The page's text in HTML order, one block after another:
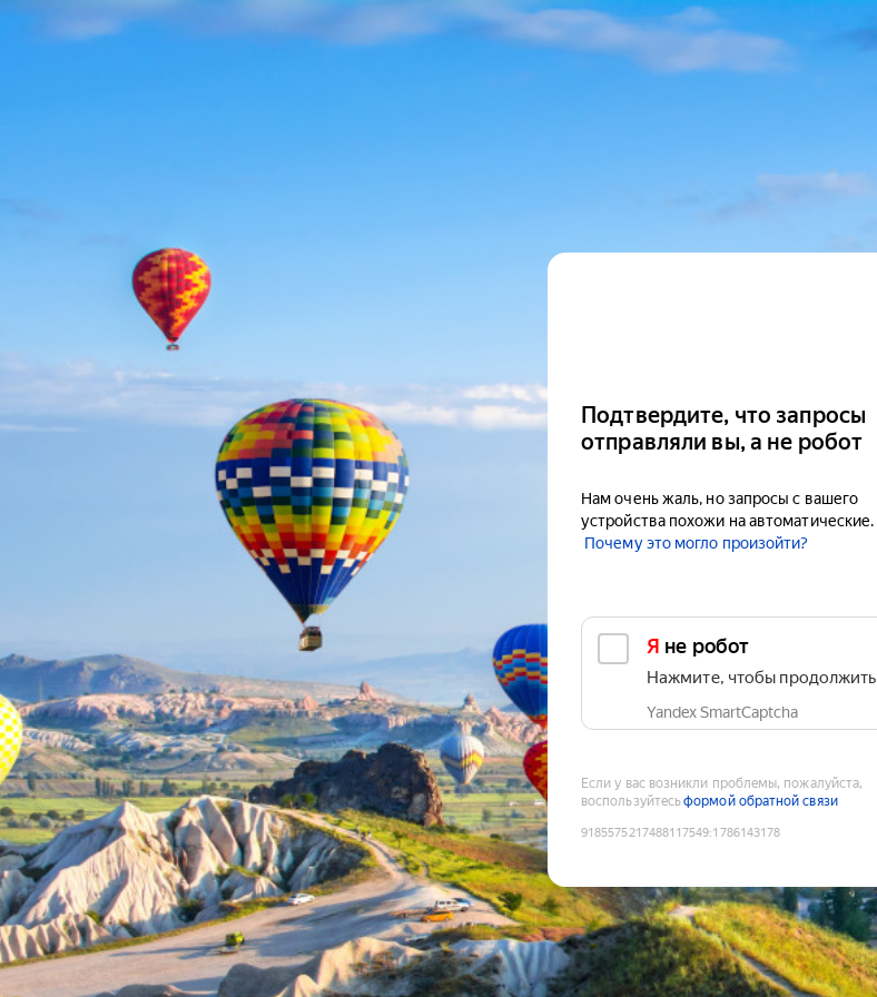
Подтвердите, что запросы
отправляли вы, а не робот
Нам очень жаль, но запросы с вашего
устройства похожи на автоматические.
Почему это могло произойти?
Я не робот
Нажмите, чтобы продолжить
Yandex SmartCaptcha
Если у вас возникли проблемы, пожалуйста,
воспользуйтесьформой обратной связи
9185575217488117549:1786143178